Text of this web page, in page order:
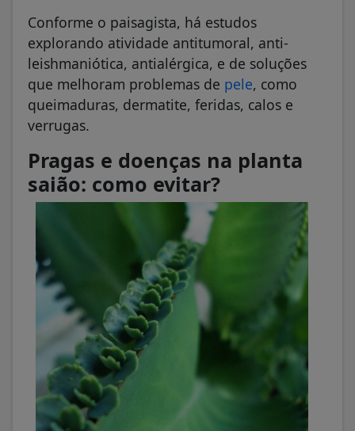
Conforme o paisagista, há estudos
explorando atividade antitumoral, anti-
leishmaniótica, antialérgica, e de soluções
que melhoram problemas de pele, como
queimaduras, dermatite, feridas, calos e
verrugas.
Pragas e doenças na planta
saião: como evitar?